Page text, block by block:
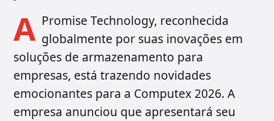
A Promise Technology, reconhecida
globalmente por suas inovações em
soluções de armazenamento para
empresas, está trazendo novidades
emocionantes para a Computex 2026. A
empresa anunciou que apresentará seu